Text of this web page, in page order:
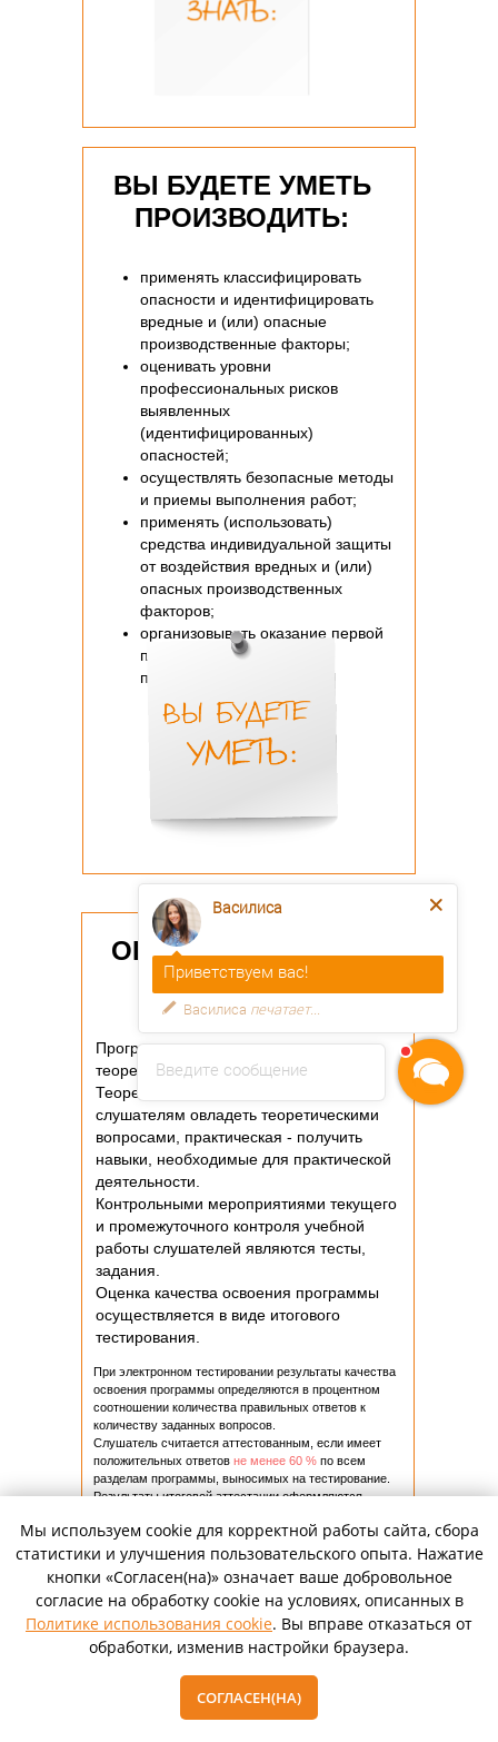
применять классифицировать
опасности и идентифицировать
вредные и (или) опасные
производственные факторы;
оценивать уровни
профессиональных рисков
выявленных
(идентифицированных)
опасностей;
осуществлять безопасные методы
и приемы выполнения работ;
применять (использовать)
средства индивидуальной защиты
от воздействия вредных и (или)
опасных производственных
факторов;
организовывать оказание первой
помощи пострадавшим на
производстве
ВЫ БУДЕТЕ УМЕТЬ
ПРОИЗВОДИТЬ:
Программа курса включает две части:
теоретическую и практическую.
Теоретическая часть позволяет
слушателям овладеть теоретическими
вопросами, практическая - получить
навыки, необходимые для практической
деятельности.
Контрольными мероприятиями текущего
и промежуточного контроля учебной
работы слушателей являются тесты,
задания.
Оценка качества освоения программы
осуществляется в виде итогового
тестирования.
При электронном тестировании результаты качества
освоения программы определяются в процентном
соотношении количества правильных ответов к
количеству заданных вопросов.
Слушатель считается аттестованным, если имеет
положительных ответов не менее 60 % по всем
разделам программы, выносимых на тестирование.
Результаты итоговой аттестации оформляются
подписывается всеми членами Комиссии,
принимавшими участие в ее работе.
Всем специалистам, прошедшим аттестацию
выдается копия протокола заседания
аттестационной комиссии и удостоверение об
аттестации.
Лицу, не прошедшему итоговую аттестацию или
получившему на итоговой аттестации
неудовлетворительные результаты, а также лицу,
освоившему часть программы и (или) отчисленному
из организации, выдается справка об обучении или о
ОЦЕНКА КАЧЕСТВА
ОСВОЕНИЯ
ПРОГРАММЫ
Мы используем cookie для корректной работы сайта, сбора
статистики и улучшения пользовательского опыта. Нажатие
кнопки «Согласен(на)» означает ваше добровольное
согласие на обработку cookie на условиях, описанных в
Политике использования cookie. Вы вправе отказаться от
обработки, изменив настройки браузера.
СОГЛАСЕН(НА)
Введите сообщение
Василиса
Приветствуем вас!
Василиса печатает...